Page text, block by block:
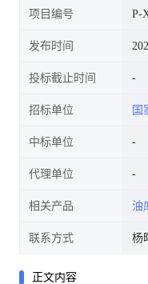
项目编号 P-
发布时间
投标截止时间
招标单位 国
中标单位
代理单位
相关产品 油
联系方式 杨
正文内容